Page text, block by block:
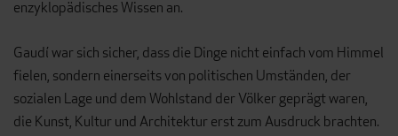
enzyklopädisches Wissen an.
Gaudí war sich sicher, dass die Dinge nicht einfach vom Himmel
fielen, sondern einerseits von politischen Umständen, der
sozialen Lage und dem Wohlstand der Völker geprägt waren,
die Kunst, Kultur und Architektur erst zum Ausdruck brachten.